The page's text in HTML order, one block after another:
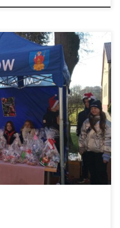
doroczny Odpust
Mikołaja Bpa. Uroczystej
i Słowo Boże
Administracyjny WSD w
tylko czekał Mikołaj ze